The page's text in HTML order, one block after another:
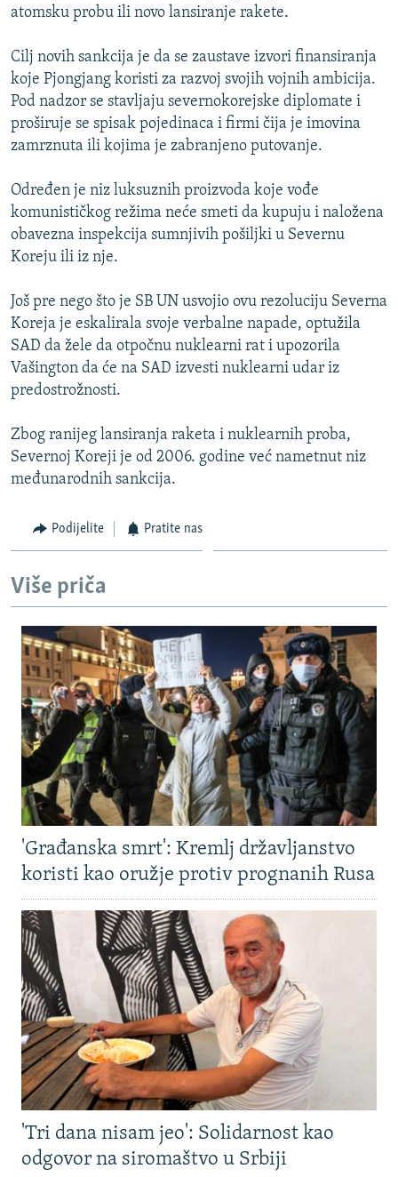
atomsku probu ili novo lansiranje rakete.
Cilj novih sankcija je da se zaustave izvori finansiranja
koje Pjongjang koristi za razvoj svojih vojnih ambicija.
Pod nadzor se stavljaju severnokorejske diplomate i
proširuje se spisak pojedinaca i firmi čija je imovina
zamrznuta ili kojima je zabranjeno putovanje.
Određen je niz luksuznih proizvoda koje vođe
komunističkog režima neće smeti da kupuju i naložena
obavezna inspekcija sumnjivih pošiljki u Severnu
Koreju ili iz nje.
Još pre nego što je SB UN usvojio ovu rezoluciju Severna
Koreja je eskalirala svoje verbalne napade, optužila
SAD da žele da otpočnu nuklearni rat i upozorila
Vašington da će na SAD izvesti nuklearni udar iz
predostrožnosti.
Zbog ranijeg lansiranja raketa i nuklearnih proba,
Severnoj Koreji je od 2006. godine već nametnut niz
međunarodnih sankcija.
Podijelite Pratite nas
Više priča
'Građanska smrt': Kremlj državljanstvo
koristi kao oružje protiv prognanih Rusa
'Tri dana nisam jeo': Solidarnost kao
odgovor na siromaštvo u Srbiji